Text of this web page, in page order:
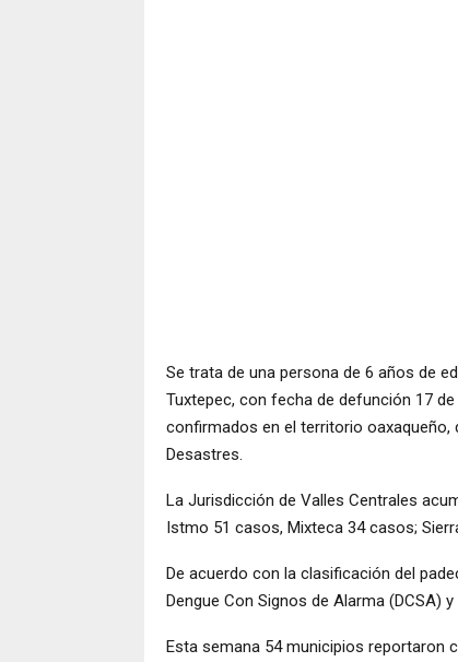
Se trata de una persona de 6 años de
Tuxtepec, con fecha de defunción 17
confirmados en el territorio oaxaqueño,
Desastres.
La Jurisdicción de Valles Centrales
Istmo 51 casos, Mixteca 34 casos;
De acuerdo con la clasificación del
Dengue Con Signos de Alarma (DCSA) y
Esta semana 54 municipios reportaron